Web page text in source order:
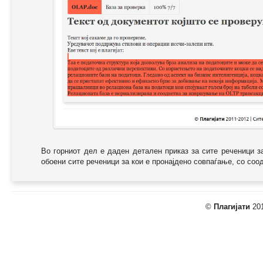
Во горниот дел е даден детален приказ за сите реченици
обоени сите реченици за кои е пронајдено совпаѓање, со
© Плагијати